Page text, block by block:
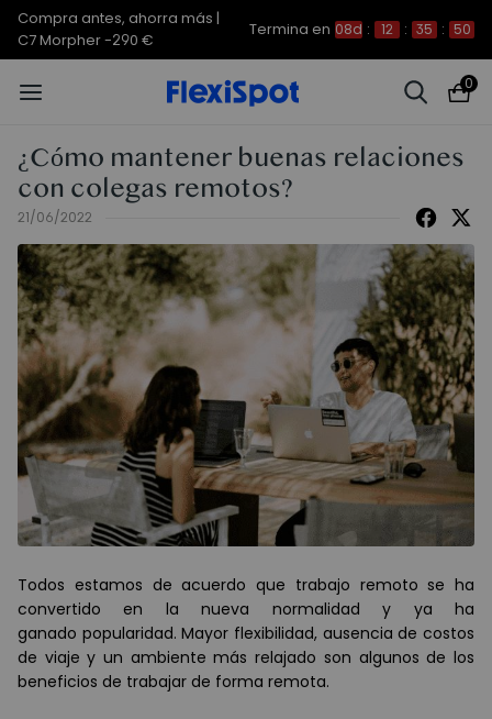
Compra antes, ahorra más |
C7 Morpher -290 €
Termina en 08d : 12 : 35 : 50
0
¿Cómo mantener buenas relaciones
con colegas remotos?
21/06/2022
Todos estamos de acuerdo que trabajo remoto se ha
convertido en la nueva normalidad y ya ha
ganado popularidad. Mayor flexibilidad, ausencia de costos
de viaje y un ambiente más relajado son algunos de los
beneficios de trabajar de forma remota.